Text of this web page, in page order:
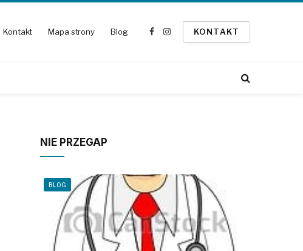
Kontakt Mapa strony Blog
Facebook
Instagram
KONTAKT
NIE PRZEGAP
BLOG